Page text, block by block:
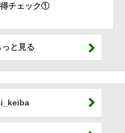
得チェック①
と見る